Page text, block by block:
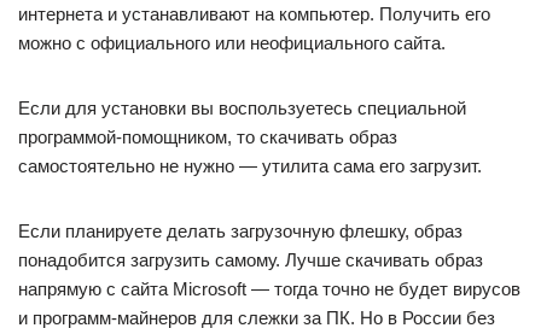
интернета и устанавливают на компьютер. Получить его
можно с официального или неофициального сайта.
Если для установки вы воспользуетесь специальной
программой-помощником, то скачивать образ
самостоятельно не нужно — утилита сама его загрузит.
Если планируете делать загрузочную флешку, образ
понадобится загрузить самому. Лучше скачивать образ
напрямую с сайта Microsoft — тогда точно не будет вирусов
и программ-майнеров для слежки за ПК. Но в России без